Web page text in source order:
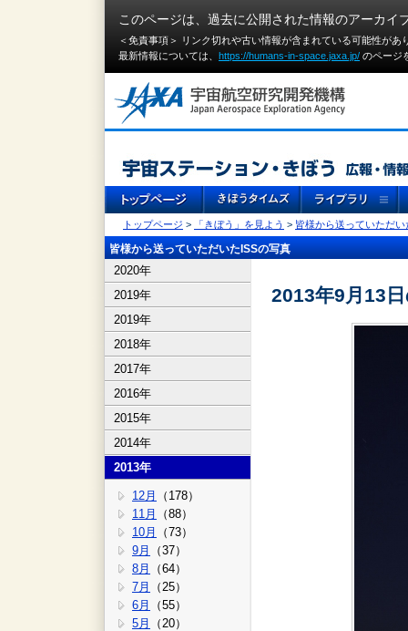
このページは、過去に公開された情報のアーカイ
＜免責事項＞ リンク切れや古い情報が含まれている可能性が
最新情報については、 https://humans-in-space.jaxa.jp/ のページ
トップページ > 「きぼう」を見よう > 皆様から送っていただい
皆様から送っていただいたISSの写真
2020年
2019年
2019年
2018年
2017年
2016年
2015年
2014年
2013年
12月
（178）
11月
（88）
10月
（73）
9月
（37）
8月
（64）
7月
（25）
6月
（55）
5月
（20）
2013年9月13